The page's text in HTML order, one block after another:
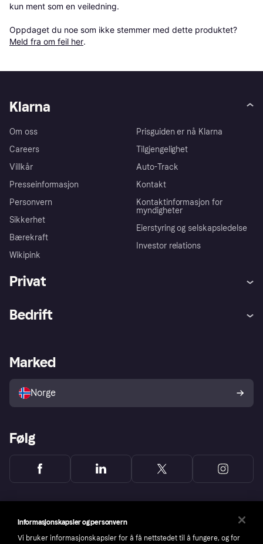
kun ment som en veiledning.
Oppdaget du noe som ikke stemmer med dette produktet?
Meld fra om feil her.
Klarna
Om oss
Careers
Villkår
Presseinformasjon
Personvern
Sikkerhet
Bærekraft
Wikipink
Prisguiden er nå Klarna
Tilgjengelighet
Auto-Track
Kontakt
Kontaktinformasjon for
myndigheter
Eierstyring og selskapsledelse
Investor relations
Privat
Utforsk butikker
Bedrift
Merchant portal
Marked
Norge
Følg
Informasjonskapsler og personvern
Vi bruker informasjonskapsler for å få nettstedet til å fungere, og for